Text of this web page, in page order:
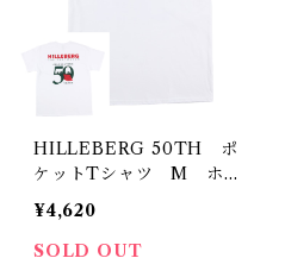
HILLEBERG 50TH ポ
ケットTシャツ M ホワ
イト
¥4,620
SOLD OUT